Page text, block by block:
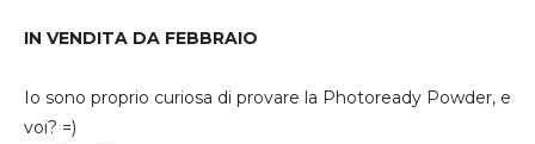
IN VENDITA DA FEBBRAIO
Io sono proprio curiosa di provare la Photoready Powder, e
voi? =)